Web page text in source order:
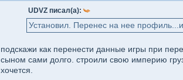
UDVZ писал(а):
Установил. Перенес на нее
подскажи как перенести данные игры при
сыном сами долго. строили свою империю
хочется.